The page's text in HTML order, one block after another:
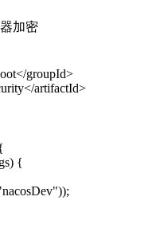
加密
groupId>
artifactId>
{